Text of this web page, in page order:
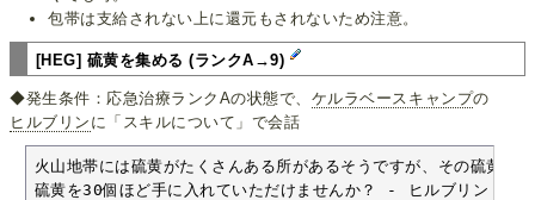
包帯は支給されない上に還元もされないため注意。
[HEG] 硫黄を集める (ランクA→9)
◆発生条件：応急治療ランクAの状態で、 ケルラベースキャンプの
ヒルブリン に「スキルについて」で会話
火山地帯には硫黄がたくさんある所があるそうですが、その硫黄を
硫黄を30個ほど手に入れていただけませんか？ - ヒルブリン